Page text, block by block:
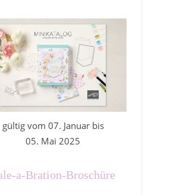
gültig vom 07. Januar bis
05. Mai 2025
a-Bration-Broschüre